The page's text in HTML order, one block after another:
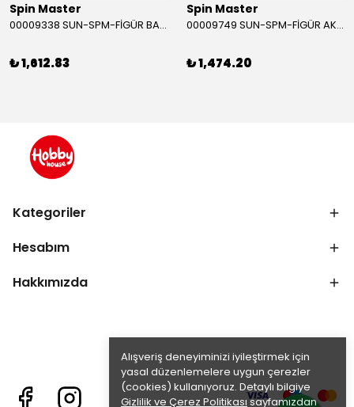
Alışveriş deneyiminizi iyileştirmek için
yasal düzenlemelere uygun çerezler
(cookies) kullanıyoruz. Detaylı bilgiye
Gizlilik ve Çerez Politikasısayfamızdan
Spin Master
00009338 SUN-SPM-FİGÜR BATMAN NİNJA STRIKE 30 CM. EXC.
₺ 1,612.83
Spin Master
00009749 SUN-SPM-FİGÜR AKS. DORA MİKROFON YAĞMUR ORMANI RİTMİ (DORA) SESLİ
₺ 1,474.20
Kategoriler
Hesabım
Hakkımızda